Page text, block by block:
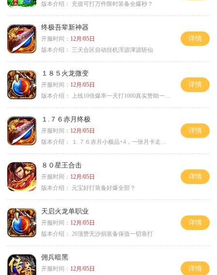
版本介绍：
充值可打万件限时装备全爆秒？
终极吾辈新神器
开服时间： 12月/05日
版本介绍：
三天合区自动挂机浑源渾源斩仙
详情
１８５火龙微变
开服时间： 12月/05日
版本介绍：
上线10倍爆率一天打1000真实赞助一夜终
详情
１.７６赤月终极
开服时间： 12月/05日
版本介绍：
１.７６赤月小极品+4，一张月卡走天涯c
详情
８０星王合击
开服时间： 12月/05日
版本介绍：
元宝好打装备好爆全部？
详情
天启火龙单职业
开服时间： 12月/05日
版本介绍： 20顶赞无沙捐装备保值一切靠打
详情
佣兵暗黑
开服时间： 12月/05日
详情